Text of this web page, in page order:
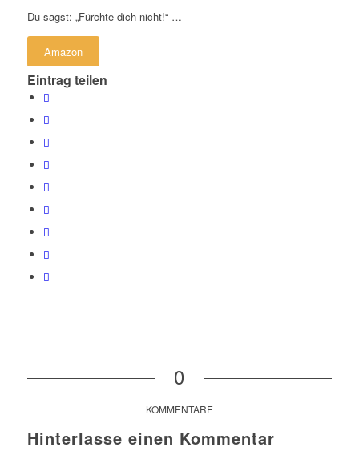
Du sagst: „Fürchte dich nicht!“ …
Amazon
Eintrag teilen
0
KOMMENTARE
Hinterlasse einen Kommentar